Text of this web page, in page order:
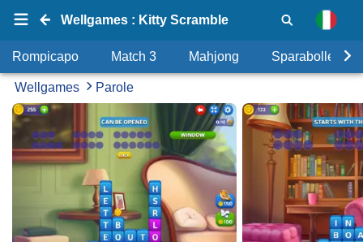
Wellgames : Kitty Scramble
Rompicapo Match 3 Mahjong Sparabolle
Wellgames Parole